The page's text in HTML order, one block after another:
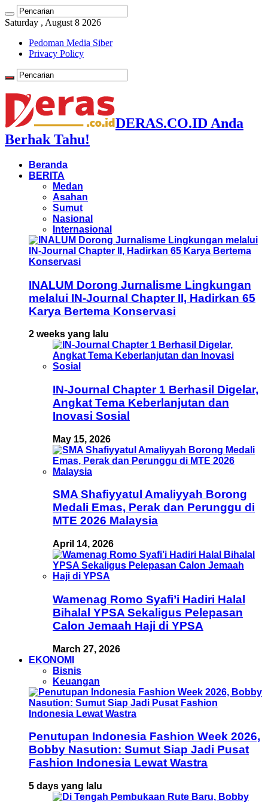
Saturday , August 8 2026
Pedoman Media Siber
Privacy Policy
DERAS.CO.ID Anda
Berhak Tahu!
Beranda
BERITA
Medan
Asahan
Sumut
Nasional
Internasional
INALUM Dorong Jurnalisme Lingkungan
melalui IN-Journal Chapter II, Hadirkan 65
Karya Bertema Konservasi
2 weeks yang lalu
IN-Journal Chapter 1 Berhasil Digelar,
Angkat Tema Keberlanjutan dan
Inovasi Sosial
May 15, 2026
SMA Shafiyyatul Amaliyyah Borong
Medali Emas, Perak dan Perunggu di
MTE 2026 Malaysia
April 14, 2026
Wamenag Romo Syafi’i Hadiri Halal
Bihalal YPSA Sekaligus Pelepasan
Calon Jemaah Haji di YPSA
March 27, 2026
EKONOMI
Bisnis
Keuangan
Penutupan Indonesia Fashion Week 2026,
Bobby Nasution: Sumut Siap Jadi Pusat
Fashion Indonesia Lewat Wastra
5 days yang lalu